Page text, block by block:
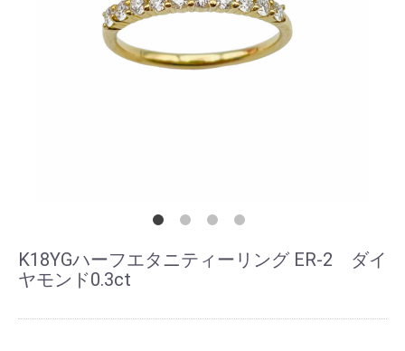
K18YGハーフエタニティーリング ER-2 ダイ
ヤモンド0.3ct